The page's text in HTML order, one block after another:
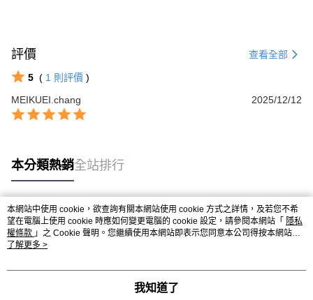
評價 查看全部
5 ( 1 則評價 )
MEIKUEI.chang
2025/12/12
本分類熱銷全站排行
熱門標籤
本網站中使用 cookie，欲查詢有關本網站使用 cookie 方式之詳情，及若您不希
望在電腦上使用 cookie 時應如何變更電腦的 cookie 設定，請參閱本網站「 隱私
權條款 」之 Cookie 聲明。您繼續使用本網站即表示您同意本公司得按本網站使
用條款之 Cookie 聲明使用 cookie。
了解更多 >
我知道了